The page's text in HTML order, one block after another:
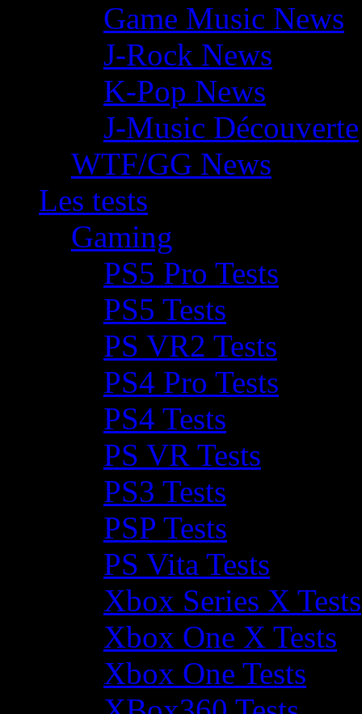
Game Music News
J-Rock News
K-Pop News
J-Music Découverte
WTF/GG News
Les tests
Gaming
PS5 Pro Tests
PS5 Tests
PS VR2 Tests
PS4 Pro Tests
PS4 Tests
PS VR Tests
PS3 Tests
PSP Tests
PS Vita Tests
Xbox Series X Tests
Xbox One X Tests
Xbox One Tests